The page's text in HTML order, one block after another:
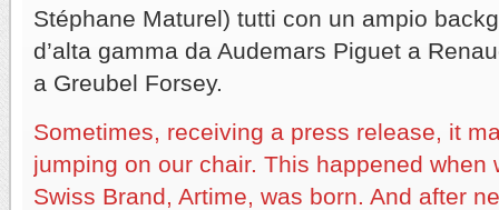
Stéphane Maturel) tutti con un ampio
d’alta gamma da Audemars Piguet a
a Greubel Forsey.
Sometimes, receiving a press release, it
jumping on our chair. This happened when
Swiss Brand, Artime, was born. And after